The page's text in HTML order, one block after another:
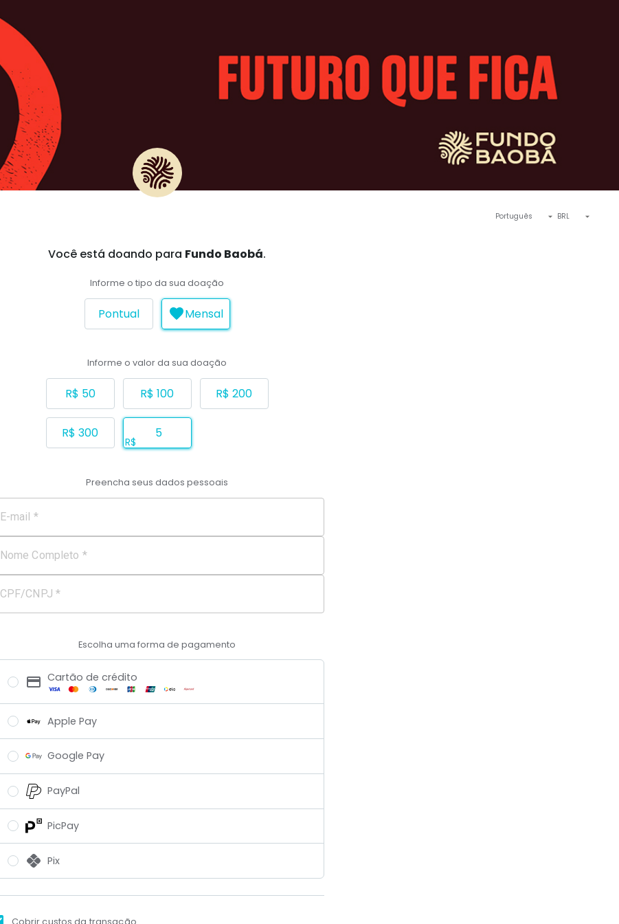
Português BRL
Você está doando para Fundo Baobá.
Informe o tipo da sua doação
Pontual Mensal
Informe o valor da sua doação
R$ 50 R$ 100 R$ 200
R$ 300
R$
Preencha seus dados pessoais
E-mail *
Nome Completo *
CPF/CNPJ *
Escolha uma forma de pagamento
Cartão de crédito
Apple Pay
Google Pay
PayPal
PicPay
Pix
Cobrir custos da transação